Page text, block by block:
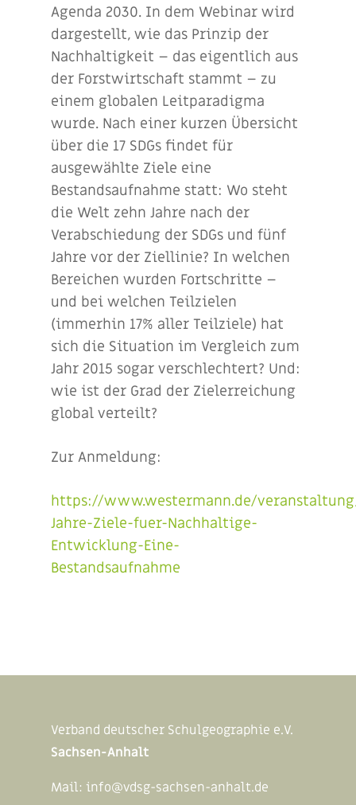
Agenda 2030. In dem Webinar wird
dargestellt, wie das Prinzip der
Nachhaltigkeit – das eigentlich aus
der Forstwirtschaft stammt – zu
einem globalen Leitparadigma
wurde. Nach einer kurzen Übersicht
über die 17 SDGs findet für
ausgewählte Ziele eine
Bestandsaufnahme statt: Wo steht
die Welt zehn Jahre nach der
Verabschiedung der SDGs und fünf
Jahre vor der Ziellinie? In welchen
Bereichen wurden Fortschritte –
und bei welchen Teilzielen
(immerhin 17% aller Teilziele) hat
sich die Situation im Vergleich zum
Jahr 2015 sogar verschlechtert? Und:
wie ist der Grad der Zielerreichung
global verteilt?
Zur Anmeldung:
https://www.westermann.de/
Jahre-Ziele-fuer-Nachhaltige-
Entwicklung-Eine-
Bestandsaufnahme
Verband deutscher Schulgeographie e.V.
Sachsen-Anhalt
Mail: info@vdsg-sachsen-anhalt.de